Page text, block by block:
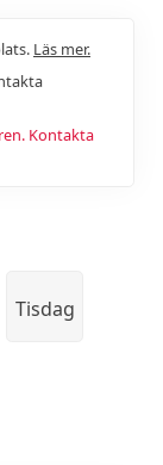
Läs mer.
Kontakta
Tisdag